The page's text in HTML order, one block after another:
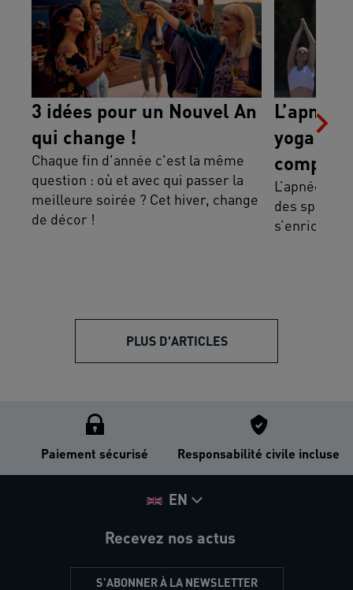
3 idées pour un Nouvel An
qui change !
Chaque fin d'année c'est la même
question : où et avec qui passer la
meilleure soirée ? Cet hiver, change
de décor !
yoga :
L’apnée, la
des sports
PLUS D'ARTICLES
Paiement sécurisé Responsabilité civile incluse
EN
Recevez nos actus
S'ABONNER À LA NEWSLETTER